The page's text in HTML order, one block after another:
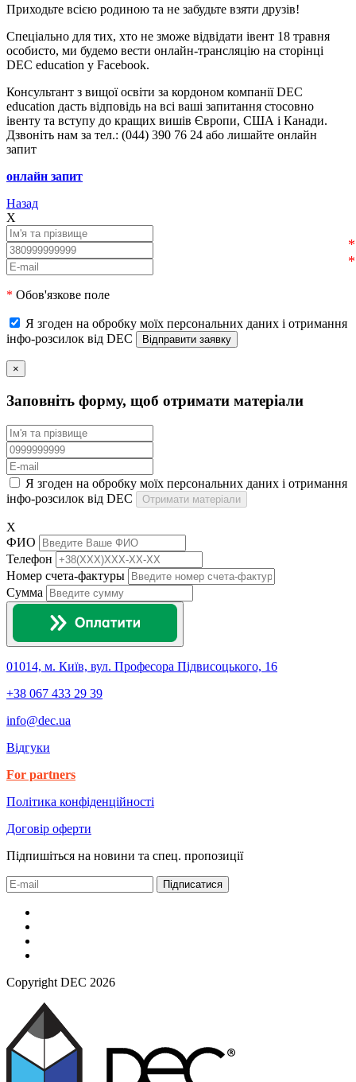
Приходьте всією родиною та не забудьте взяти друзів!
Спеціально для тих, хто не зможе відвідати івент 18 травня
особисто, ми будемо вести онлайн-трансляцію на сторінці
DEC education у Facebook.
Консультант з вищої освіти за кордоном компанії DEC
education дасть відповідь на всі ваші запитання стосовно
івенту та вступу до кращих вишів Європи, США і Канади.
Дзвоніть нам за тел.: (044) 390 76 24 або лишайте онлайн
запит
онлайн запит
Назад
X
* Обов'язкове поле
Я згоден на обробку моїх персональних даних і отримання
інфо-розсилок від DEC
×
Заповніть форму, щоб отримати матеріали
Я згоден на обробку моїх персональних даних і отримання
інфо-розсилок від DEC
Отримати матеріали
X
ФИО
Телефон
Номер счета-фактуры
Сумма
01014, м. Київ, вул. Професора Підвисоцького, 16
+38 067 433 29 39
info@dec.ua
Відгуки
For partners
Політика конфіденційності
Договір оферти
Підпишіться на новини та спец. пропозиції
Підписатися
Copyright DEC 2026